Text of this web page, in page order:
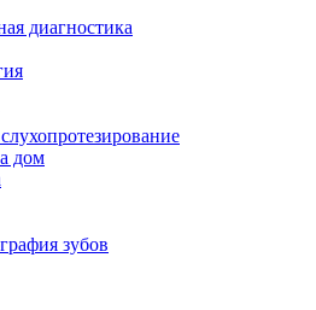
диагностика
дом
зубов